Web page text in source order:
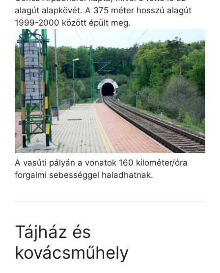
alagút alapkövét. A 375 méter hosszú alagút
1999-2000 között épült meg.
A vasúti pályán a vonatok 160 kilométer/óra
forgalmi sebességgel haladhatnak.
Tájház és
kovácsműhely